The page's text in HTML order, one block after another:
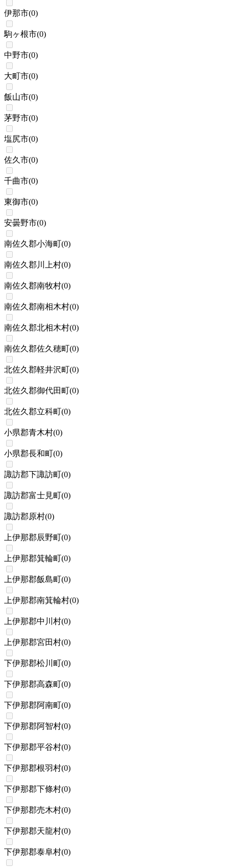
伊那市(0)
駒ヶ根市(0)
中野市(0)
大町市(0)
飯山市(0)
茅野市(0)
塩尻市(0)
佐久市(0)
千曲市(0)
東御市(0)
安曇野市(0)
南佐久郡小海町(0)
南佐久郡川上村(0)
南佐久郡南牧村(0)
南佐久郡南相木村(0)
南佐久郡北相木村(0)
南佐久郡佐久穂町(0)
北佐久郡軽井沢町(0)
北佐久郡御代田町(0)
北佐久郡立科町(0)
小県郡青木村(0)
小県郡長和町(0)
諏訪郡下諏訪町(0)
諏訪郡富士見町(0)
諏訪郡原村(0)
上伊那郡辰野町(0)
上伊那郡箕輪町(0)
上伊那郡飯島町(0)
上伊那郡南箕輪村(0)
上伊那郡中川村(0)
上伊那郡宮田村(0)
下伊那郡松川町(0)
下伊那郡高森町(0)
下伊那郡阿南町(0)
下伊那郡阿智村(0)
下伊那郡平谷村(0)
下伊那郡根羽村(0)
下伊那郡下條村(0)
下伊那郡売木村(0)
下伊那郡天龍村(0)
下伊那郡泰阜村(0)